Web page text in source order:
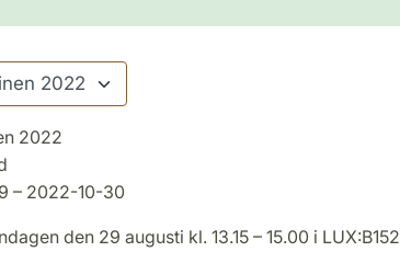
2022
– 2022-10-30
den 29 augusti kl. 13.15 – 15.00 i LUX:B152